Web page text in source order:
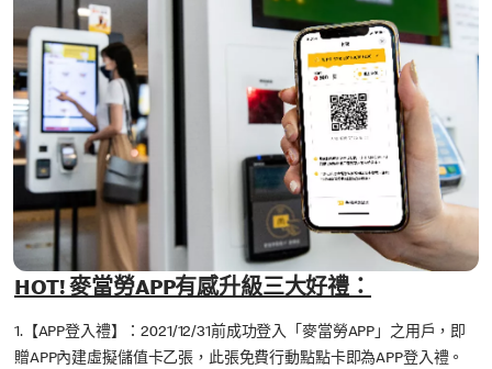
HOT! 麥當勞APP有感升級三大好禮：
1.【APP登入禮】：2021/12/31前成功登入「麥當勞APP」之用戶，即
贈APP內建虛擬儲值卡乙張，此張免費行動點點卡即為APP登入禮。